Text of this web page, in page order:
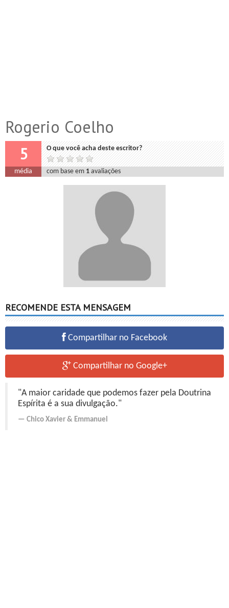
Rogerio Coelho
5 O que você acha deste escritor?
média com base em 1 avaliações
RECOMENDE ESTA MENSAGEM
Compartilhar no Facebook
Compartilhar no Google+
"A maior caridade que podemos fazer pela Doutrina
Espírita é a sua divulgação."
Chico Xavier & Emmanuel